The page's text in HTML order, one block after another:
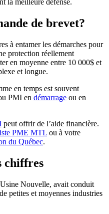
de brevet?
à entamer les démarches pour
protection réellement
en moyenne entre 10 000$ et
et longue.
en temps est souvent
PMI en démarrage ou en
peut offrir de l’aide financière.
PME MTL ou à votre
du Québec.
chiffres
Nouvelle, avait conduit
petites et moyennes industries